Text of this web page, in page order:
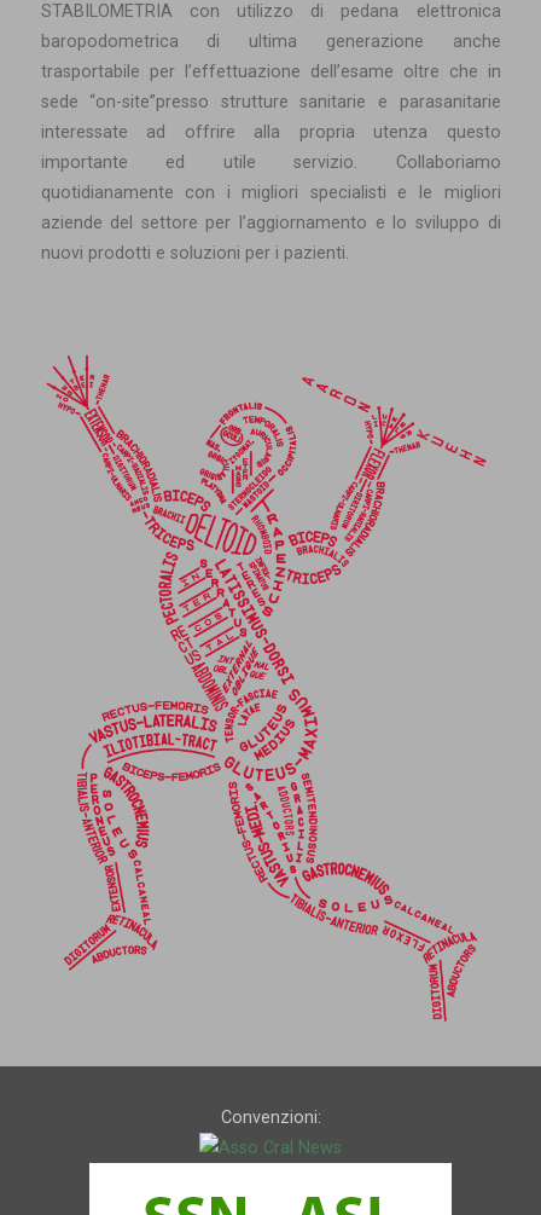
STABILOMETRIA con utilizzo di pedana elettronica
baropodometrica di ultima generazione anche
trasportabile per l’effettuazione dell’esame oltre che in
sede “on-site”presso strutture sanitarie e parasanitarie
interessate ad offrire alla propria utenza questo
importante ed utile servizio. Collaboriamo
quotidianamente con i migliori specialisti e le migliori
aziende del settore per l’aggiornamento e lo sviluppo di
nuovi prodotti e soluzioni per i pazienti.
Convenzioni: